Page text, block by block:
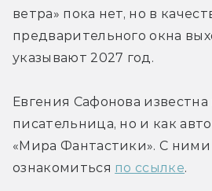
ветра» пока нет, но в
предварительного окна
указывают 2027 год.
Евгения Сафонова известна
писательница, но и как
«Мира Фантастики». С
ознакомиться по ссылке.